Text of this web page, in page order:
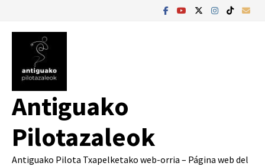
contenido
Antiguako
Pilotazaleok
Antiguako Pilota Txapelketako web-orria – Página web del